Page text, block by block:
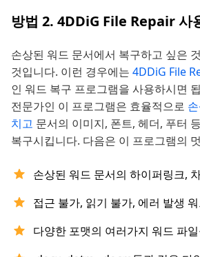
방법 2. 4DDiG File Repair 사
손상된 워드 문서에서 복구하고 싶은
것입니다. 이런 경우에는 4DDiG File
인 워드 복구 프로그램을 사용하시면
전문가인 이 프로그램은 효율적으로
치고 문서의 이미지, 폰트, 헤더, 푸터
복구시킵니다. 다음은 이 프로그램의
손상된 워드 문서의 하이퍼링크,
접근 불가, 읽기 불가, 에러 발생
다양한 포맷의 여러가지 워드 파